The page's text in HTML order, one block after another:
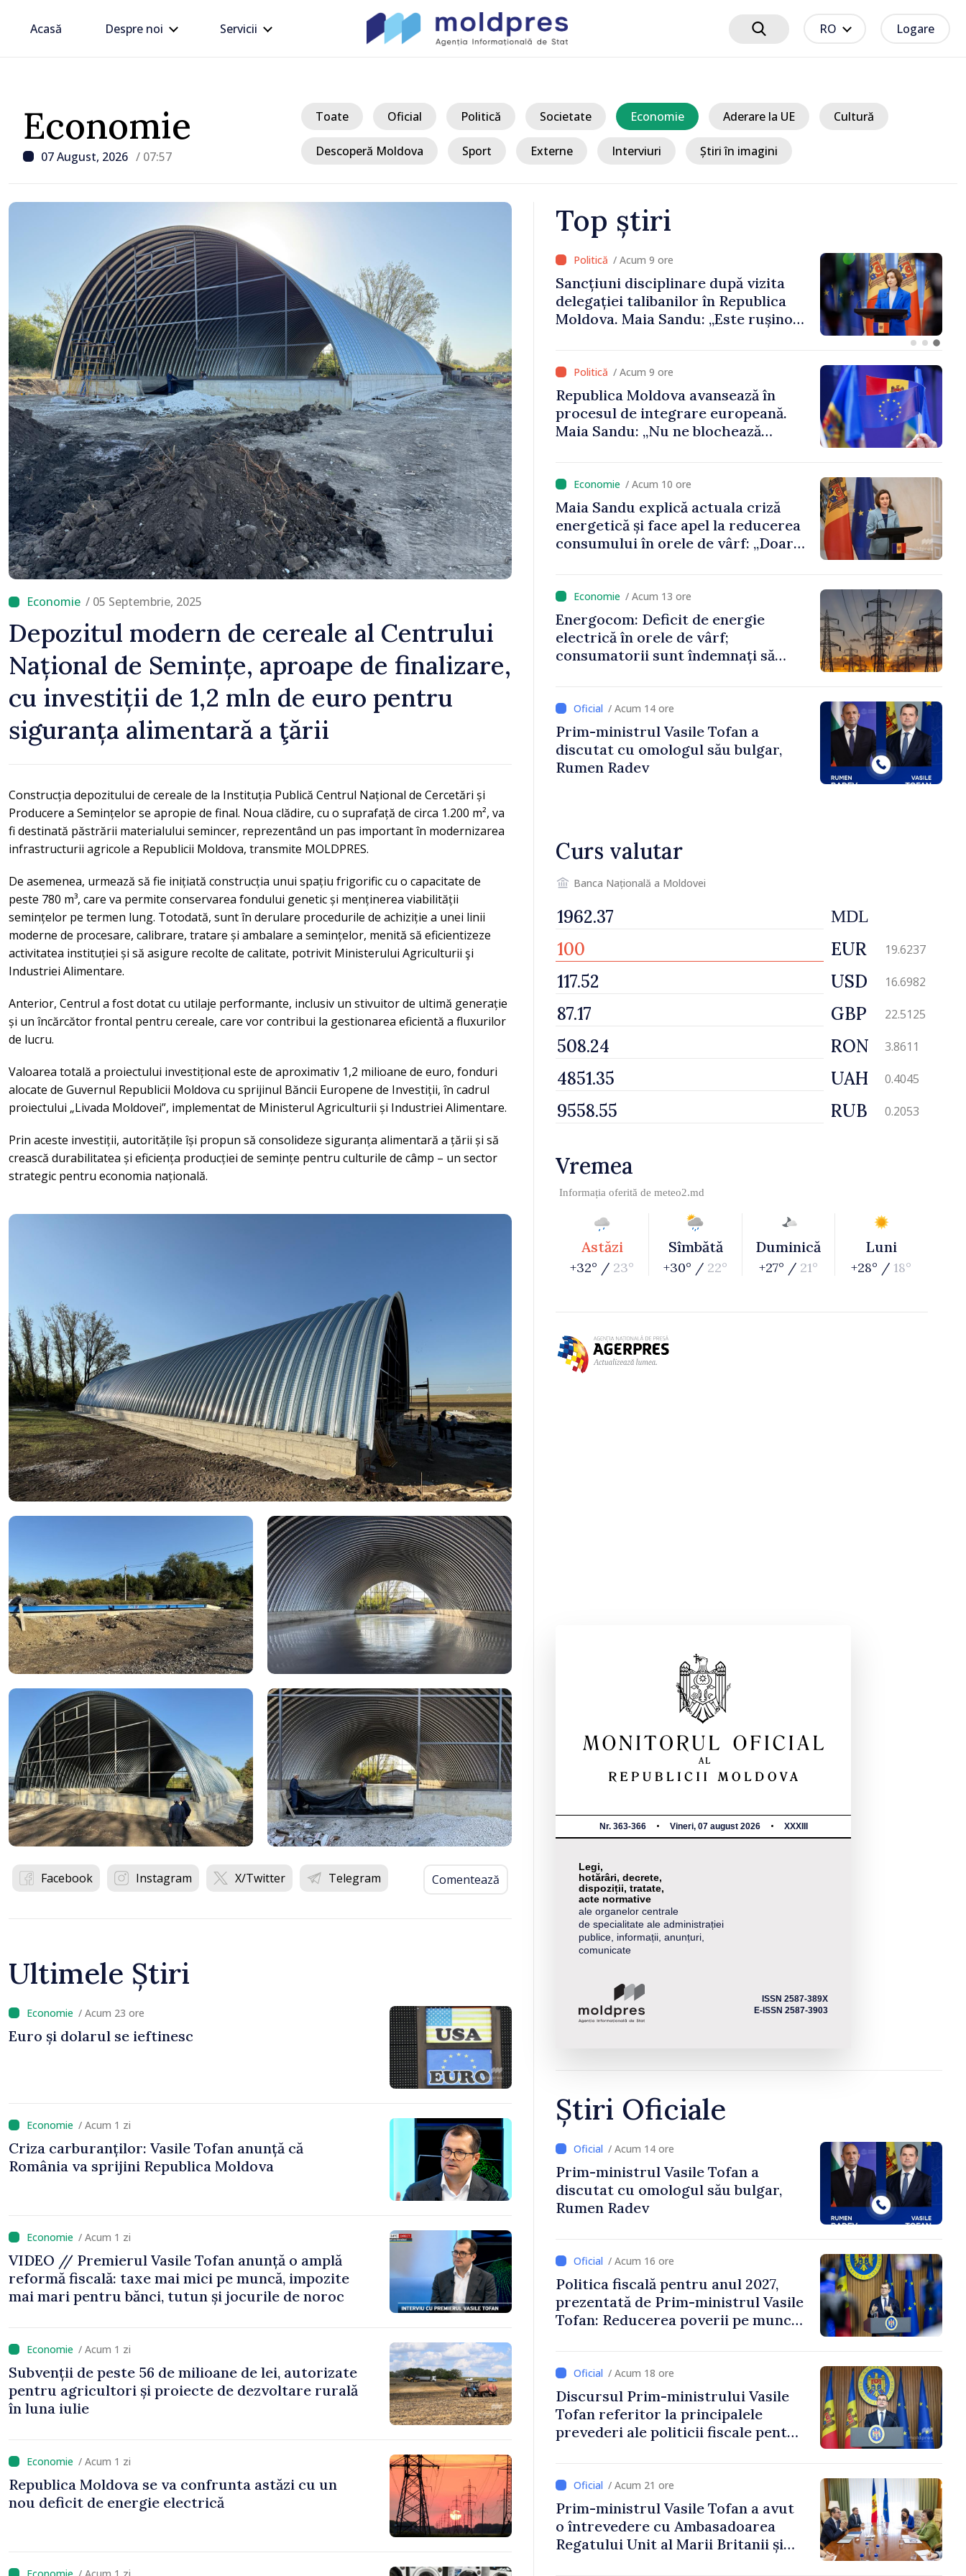
Acasă Despre noi Servicii RO Logare
Economie
07 August, 2026 / 07:57
Toate Oficial Politică Societate Economie Aderare la UE Cultură
Descoperă Moldova Sport Externe Interviuri Știri în imagini
/ 05 Septembrie, 2025
Depozitul modern de cereale al Centrului
Național de Semințe, aproape de finalizare,
cu investiții de 1,2 mln de euro pentru
siguranța alimentară a ţării
Construcția depozitului de cereale de la Instituția Publică Centrul Național de Cercetări și
Producere a Semințelor se apropie de final. Noua clădire, cu o suprafață de circa 1.200 m², va
fi destinată păstrării materialului semincer, reprezentând un pas important în modernizarea
infrastructurii agricole a Republicii Moldova, transmite MOLDPRES.
De asemenea, urmează să fie inițiată construcția unui spațiu frigorific cu o capacitate de
peste 780 m³, care va permite conservarea fondului genetic și menținerea viabilității
semințelor pe termen lung. Totodată, sunt în derulare procedurile de achiziție a unei linii
moderne de procesare, calibrare, tratare și ambalare a semințelor, menită să eficientizeze
activitatea instituției și să asigure recolte de calitate, potrivit Ministerului Agriculturii şi
Industriei Alimentare.
Anterior, Centrul a fost dotat cu utilaje performante, inclusiv un stivuitor de ultimă generație
și un încărcător frontal pentru cereale, care vor contribui la gestionarea eficientă a fluxurilor
de lucru.
Valoarea totală a proiectului investițional este de aproximativ 1,2 milioane de euro, fonduri
alocate de Guvernul Republicii Moldova cu sprijinul Băncii Europene de Investiții, în cadrul
proiectului „Livada Moldovei”, implementat de Ministerul Agriculturii și Industriei Alimentare.
Prin aceste investiții, autoritățile își propun să consolideze siguranța alimentară a țării și să
crească durabilitatea și eficiența producției de semințe pentru culturile de câmp – un sector
strategic pentru economia națională.
Facebook Instagram X/Twitter Telegram Comentează
Ultimele Știri
/ Acum 23 ore
Euro și dolarul se ieftinesc
/ Acum 1 zi
Criza carburanților: Vasile Tofan anunță că
România va sprijini Republica Moldova
/ Acum 1 zi
VIDEO // Premierul Vasile Tofan anunță o amplă
reformă fiscală: taxe mai mici pe muncă, impozite
mai mari pentru bănci, tutun și jocurile de noroc
/ Acum 1 zi
Subvenții de peste 56 de milioane de lei, autorizate
pentru agricultori și proiecte de dezvoltare rurală
în luna iulie
/ Acum 1 zi
Republica Moldova se va confrunta astăzi cu un
nou deficit de energie electrică
Top știri
330 kV Bălți–
avariată în urma
/ Acum 9 ore
Sancțiuni disciplinare după vizita
delegației talibanilor în Republica
Moldova. Maia Sandu: „Este rușinos
că oameni cu funcții înalte nu
cunosc politica statului”
Adunarea Populară a Găgăuziei
trebuie să aibă un mandat deplin.
Președinta Maia Sandu: „Alegerile
să fie libere și corecte””
/ Acum 9 ore
Republica Moldova avansează în
procesul de integrare europeană.
Maia Sandu: „Nu ne blochează
/ Acum 10 ore
Maia Sandu explică actuala criză
energetică și face apel la reducerea
consumului în orele de vârf: „Doar
/ Acum 13 ore
Energocom: Deficit de energie
electrică în orele de vârf;
consumatorii sunt îndemnați să
/ Acum 14 ore
Prim-ministrul Vasile Tofan a
discutat cu omologul său bulgar,
Rumen Radev
Curs valutar
Banca Națională a Moldovei
MDL
EUR 19.6237
USD 16.6982
GBP 22.5125
RON 3.8611
UAH 0.4045
RUB 0.2053
Vremea
Informația oferită de meteo2.md
Astăzi
+32° / 23°
Sîmbătă
+30° / 22°
Duminică
+27° / 21°
Luni
+28° / 18°
Nr. 363-366 Vineri, 07 august 2026 XXXIII
Legi,
hotărâri, decrete,
dispoziții, tratate,
acte normative
ale organelor centrale
de specialitate ale administrației
publice, informații, anunțuri,
comunicate
ISSN 2587-389X
E-ISSN 2587-3903
Știri Oficiale
/ Acum 14 ore
Prim-ministrul Vasile Tofan a
discutat cu omologul său bulgar,
Rumen Radev
/ Acum 16 ore
Politica fiscală pentru anul 2027,
prezentată de Prim-ministrul Vasile
Tofan: Reducerea poverii pe muncă,
/ Acum 18 ore
Discursul Prim-ministrului Vasile
Tofan referitor la principalele
prevederi ale politicii fiscale pentru
/ Acum 21 ore
Prim-ministrul Vasile Tofan a avut
o întrevedere cu Ambasadoarea
Regatului Unit al Marii Britanii și